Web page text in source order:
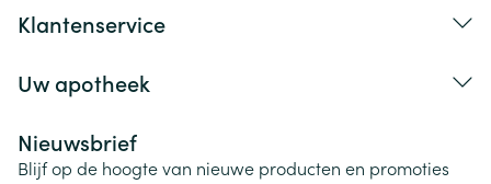
Klantenservice
Uw apotheek
Nieuwsbrief
Blijf op de hoogte van nieuwe producten en promoties